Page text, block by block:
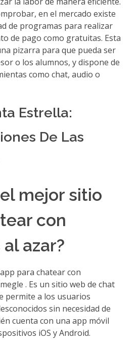
en el mercado existe
de programas para realizar
de pago como gratuitas. Esta
pizarra para que pueda ser
o los alumnos, y dispone de
como chat, audio o
Estrella:
De Las
mejor sitio
con
azar?
para chatear con
. Es un sitio web de chat
permite a los usuarios
sin necesidad de
cuenta con una app móvil
iOS y Android.